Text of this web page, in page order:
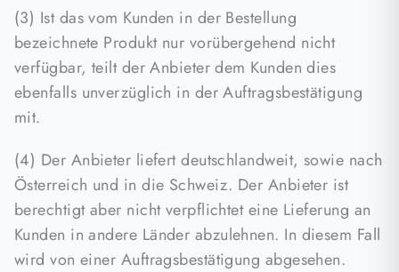
(3) Ist das vom Kunden in der Bestellung
bezeichnete Produkt nur vorübergehend nicht
verfügbar, teilt der Anbieter dem Kunden dies
ebenfalls unverzüglich in der Auftragsbestätigung
mit.
(4) Der Anbieter liefert deutschlandweit, sowie nach
Österreich und in die Schweiz. Der Anbieter ist
berechtigt aber nicht verpflichtet eine Lieferung an
Kunden in andere Länder abzulehnen. In diesem Fall
wird von einer Auftragsbestätigung abgesehen.